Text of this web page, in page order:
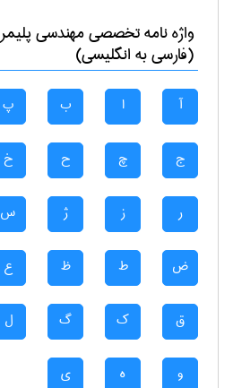
واژه نامه تخصصیمهندسی پليمر
(فارسی به انگلیسی)
آ ا ب پ
ج چ ح خ
ر ز ژ س
ض ط ظ ع
ق ک گ ل
و ه ی